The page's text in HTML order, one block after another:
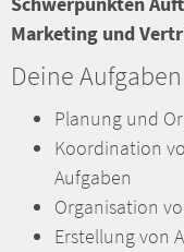
Marketing und
Deine Aufgaben
Planung und
Koordination
Aufgaben
Organisation
Erstellung von